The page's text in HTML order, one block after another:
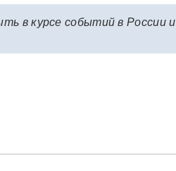
в курсе событий в России и